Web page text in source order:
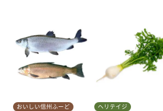
おいしい信州ふーど ヘリテイジ